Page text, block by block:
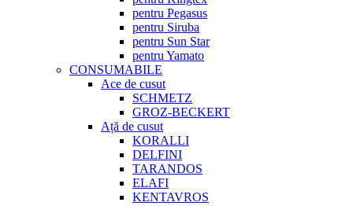
pentru Pegasus
pentru Siruba
pentru Sun Star
pentru Yamato
CONSUMABILE
Ace de cusut
SCHMETZ
GROZ-BECKERT
Ață de cusut
KORALLI
DELFINI
TARANDOS
ELAFI
KENTAVROS